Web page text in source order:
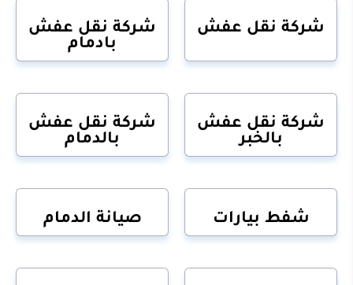
شركة نقل عفش
شركة نقل عفش
بادمام
شركة نقل عفش
بالخبر
شركة نقل عفش
بالدمام
شفط بيارات صيانة الدمام